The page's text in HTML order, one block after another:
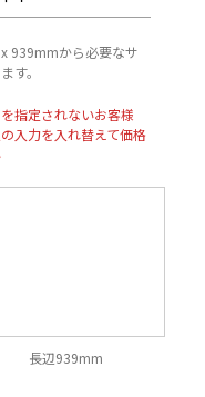
939mmから必要なサ
す。
指定されないお客様
入力を入れ替えて価格
長辺939mm